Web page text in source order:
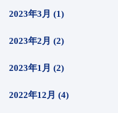
2023年3月 (1)
2023年2月 (2)
2023年1月 (2)
2022年12月 (4)